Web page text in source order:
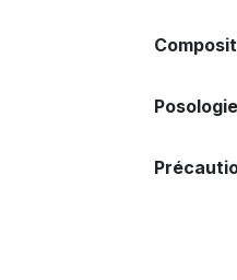
Posologie